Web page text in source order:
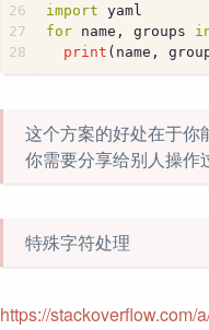
26
27
28
import yaml
for name, groups
print (name,
这个方案的好处在于你
你需要分享给别人操作
特殊字符处理
https://stackoverflow.com/